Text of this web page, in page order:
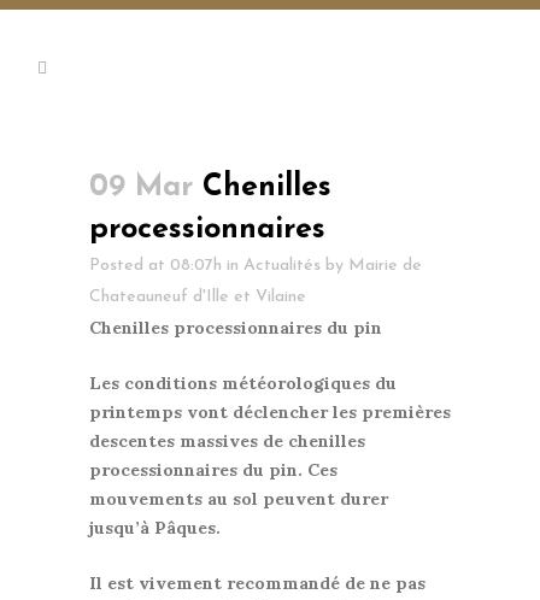
09 Mar Chenilles
processionnaires
Posted at 08:07h in Actualités by Mairie de
Chateauneuf d'Ille et Vilaine
Chenilles processionnaires du pin
Les conditions météorologiques du
printemps vont déclencher les premières
descentes massives de chenilles
processionnaires du pin. Ces
mouvements au sol peuvent durer
jusqu’à Pâques.
Il est vivement recommandé de ne pas